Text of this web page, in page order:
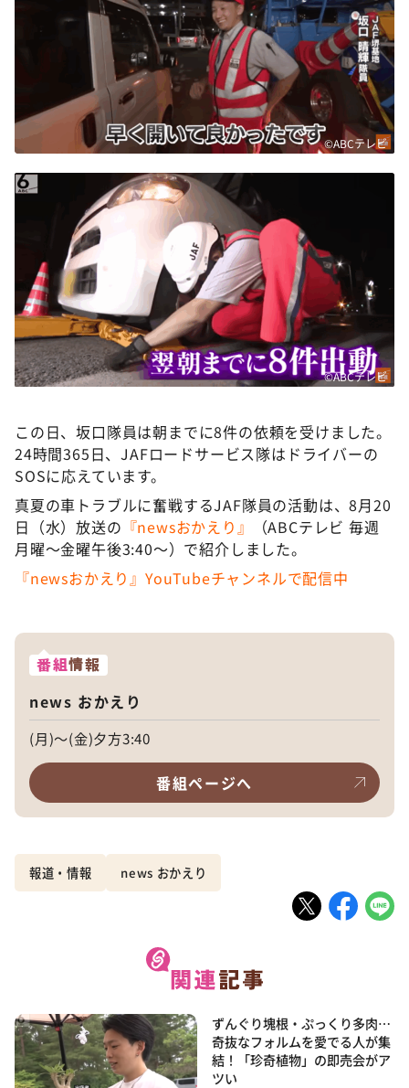
©ABCテレビ
©ABCテレビ
この日、坂口隊員は朝までに8件の依頼を受けました。
24時間365日、JAFロードサービス隊はドライバーの
SOSに応えています。
真夏の車トラブルに奮戦するJAF隊員の活動は、8月20
日（水）放送の 『newsおかえり』
（ABCテレビ 毎週
月曜〜金曜午後3:40〜）で紹介しました。
『newsおかえり』YouTubeチャンネルで配信中
番組情報
news おかえり
(月)～(金)夕方3:40
番組ページへ
報道・情報 news おかえり
ずんぐり塊根・ぷっくり多肉…
奇抜なフォルムを愛でる人が集
結！「珍奇植物」の即売会がア
ツい